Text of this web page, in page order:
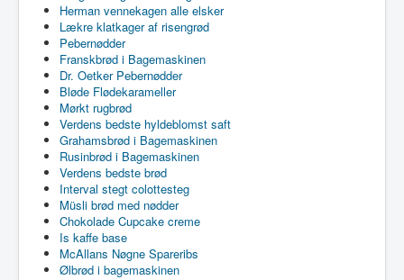
Herman vennekagen alle elsker
Lækre klatkager af risengrød
Pebernødder
Franskbrød i Bagemaskinen
Dr. Oetker Pebernødder
Bløde Flødekarameller
Mørkt rugbrød
Verdens bedste hyldeblomst saft
Grahamsbrød i Bagemaskinen
Rusinbrød i Bagemaskinen
Verdens bedste brød
Interval stegt colottesteg
Müsli brød med nødder
Chokolade Cupcake creme
Is kaffe base
McAllans Nøgne Spareribs
Ølbrød i bagemaskinen